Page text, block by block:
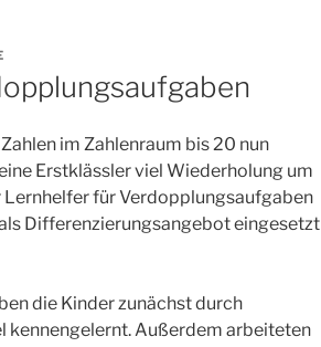
im Zahlenraum bis 20 nun
Erstklässler viel Wiederholung um
für Verdopplungsaufgaben
Differenzierungsangebot eingesetzt
die Kinder zunächst durch
kennengelernt. Außerdem arbeiteten